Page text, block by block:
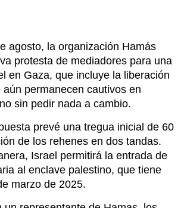
agosto, la organización Hamás
protesta de mediadores para una
en Gaza, que incluye la liberación
permanecen cautivos en
sin pedir nada a cambio.
prevé una tregua inicial de 60
de los rehenes en dos tandas.
Israel permitirá la entrada de
al enclave palestino, que tiene
marzo de 2025.